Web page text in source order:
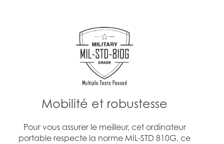
Mobilité et robustesse
Pour vous assurer le meilleur, cet ordinateur
portable respecte la norme MIL-STD 810G, ce